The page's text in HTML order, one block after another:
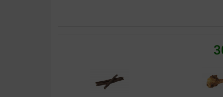
Ma petite boule de poils adore Très satisfaite